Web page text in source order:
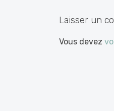
Laisser un
Vous devez